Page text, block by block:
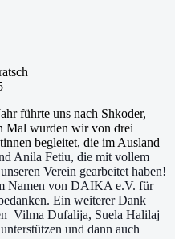
führte uns nach Shkoder,
Mal wurden wir von drei
begleitet, die im Ausland
Anila Fetiu, die mit vollem
Verein gearbeitet haben!
Namen von DAIKA e.V. für
Ein weiterer Dank
Vilma Dufalija, Suela Halilaj
und dann auch